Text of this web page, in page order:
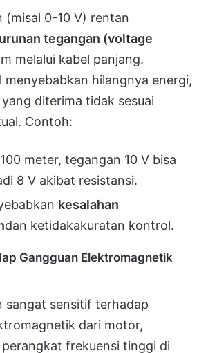
(misal 0-10 V) rentan
tegangan (voltage
melalui kabel panjang.
menyebabkan hilangnya energi,
diterima tidak sesuai
Contoh:
meter, tegangan 10 V bisa
8 V akibat resistansi.
kesalahan
dan ketidakakuratan kontrol.
Gangguan Elektromagnetik
sangat sensitif terhadap
dari motor,
frekuensi tinggi di